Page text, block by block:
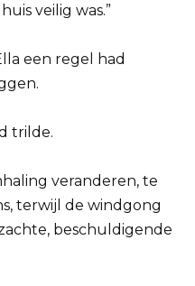
veilig was.”
een regel had
trilde.
veranderen, te
terwijl de windgong
beschuldigende